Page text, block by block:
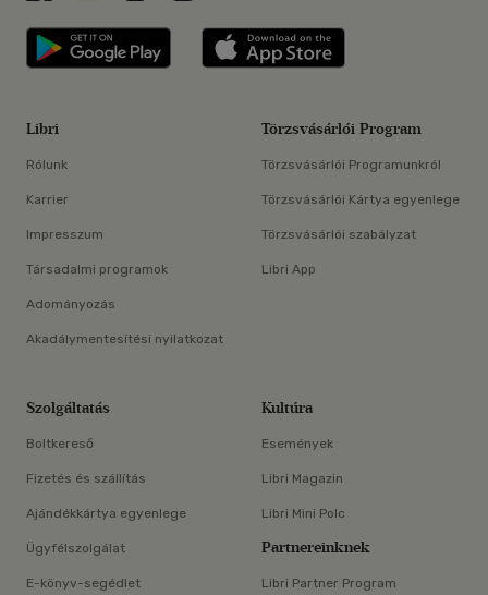
Libri applikáció Szerezd meg: Google
Libri
Rólunk
Karrier
Impresszum
Társadalmi programok
Adományozás
Akadálymentesítési nyilatkozat
Törzsvásárlói Program
Törzsvásárlói Programunkról
Törzsvásárlói Kártya egyenlege
Törzsvásárlói szabályzat
Libri App
Szolgáltatás
Boltkereső
Fizetés és szállítás
Ajándékkártya egyenlege
Ügyfélszolgálat
E-könyv-segédlet
Kultúra
Események
Libri Magazin
Libri Mini Polc
Partnereinknek
Libri Partner Program